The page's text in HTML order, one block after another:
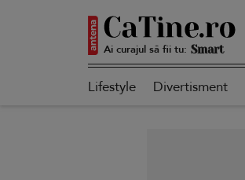
Ai curajul să fii tu: Autentică
Lifestyle Divertisment